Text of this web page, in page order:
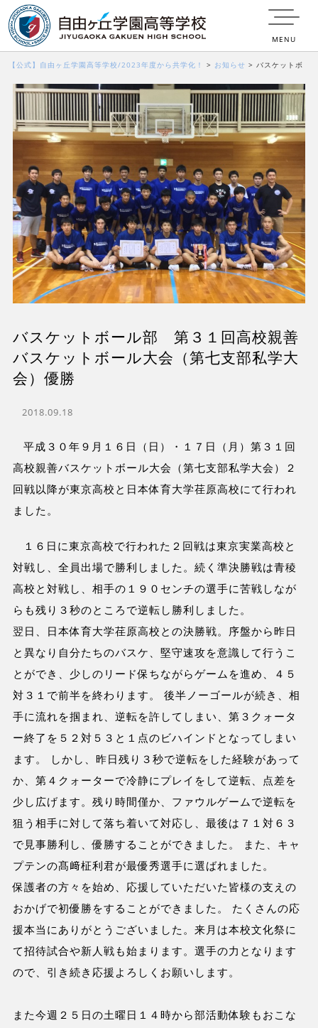
MENU
【公式】自由ヶ丘学園高等学校/2023年度から共学化！ > お知らせ > バスケットボ
ール部 第３１回高校親善バスケットボール大会（第七支部私学大会）優勝
バスケットボール部 第３１回高校親善
バスケットボール大会（第七支部私学大
会）優勝
2018.09.18
平成３０年９月１６日（日）・１７日（月）第３１回
高校親善バスケットボール大会（第七支部私学大会）２
回戦以降が東京高校と日本体育大学荏原高校にて行われ
ました。
１６日に東京高校で行われた２回戦は東京実業高校と
対戦し、全員出場で勝利しました。続く準決勝戦は青稜
高校と対戦し、相手の１９０センチの選手に苦戦しなが
らも残り３秒のところで逆転し勝利しました。
翌日、日本体育大学荏原高校との決勝戦。序盤から昨日
と異なり自分たちのバスケ、堅守速攻を意識して行うこ
とができ、少しのリード保ちながらゲームを進め、４５
対３１で前半を終わります。 後半ノーゴールが続き、相
手に流れを掴まれ、逆転を許してしまい、第３クォータ
ー終了を５２対５３と１点のビハインドとなってしまい
ます。 しかし、昨日残り３秒で逆転をした経験があって
か、第４クォーターで冷静にプレイをして逆転、点差を
少し広げます。残り時間僅か、ファウルゲームで逆転を
狙う相手に対して落ち着いて対応し、最後は７１対６３
で見事勝利し、優勝することができました。 また、キャ
プテンの髙﨑柾利君が最優秀選手に選ばれました。
保護者の方々を始め、応援していただいた皆様の支えの
おかげで初優勝をすることができました。 たくさんの応
援本当にありがとうございました。来月は本校文化祭に
て招待試合や新人戦も始まります。選手の力となります
ので、引き続き応援よろしくお願いします。
また今週２５日の土曜日１４時から部活動体験もおこな